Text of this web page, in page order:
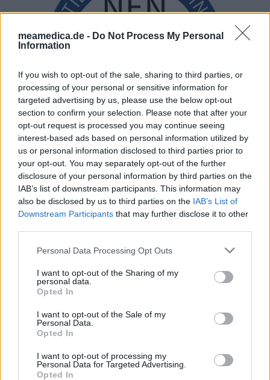
meamedica.de - Do Not Process My Personal
Information
If you wish to opt-out of the sale, sharing to third parties, or
processing of your personal or sensitive information for
targeted advertising by us, please use the below opt-out
section to confirm your selection. Please note that after your
opt-out request is processed you may continue seeing
interest-based ads based on personal information utilized by
us or personal information disclosed to third parties prior to
your opt-out. You may separately opt-out of the further
disclosure of your personal information by third parties on the
IAB’s list of downstream participants. This information may
also be disclosed by us to third parties on the IAB’s List of
Downstream Participants that may further disclose it to other
Personal Data Processing Opt Outs
I want to opt-out of the Sharing of my
personal data.
Opted In
I want to opt-out of the Sale of my
Personal Data.
Opted In
I want to opt-out of processing my
Personal Data for Targeted Advertising.
Opted In